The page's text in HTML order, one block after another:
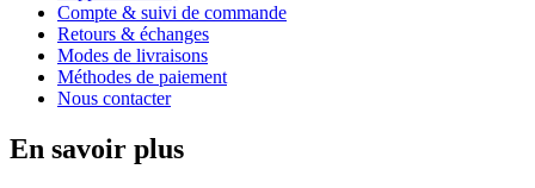
Compte & suivi de commande
Retours & échanges
Modes de livraisons
Méthodes de paiement
Nous contacter
En savoir plus